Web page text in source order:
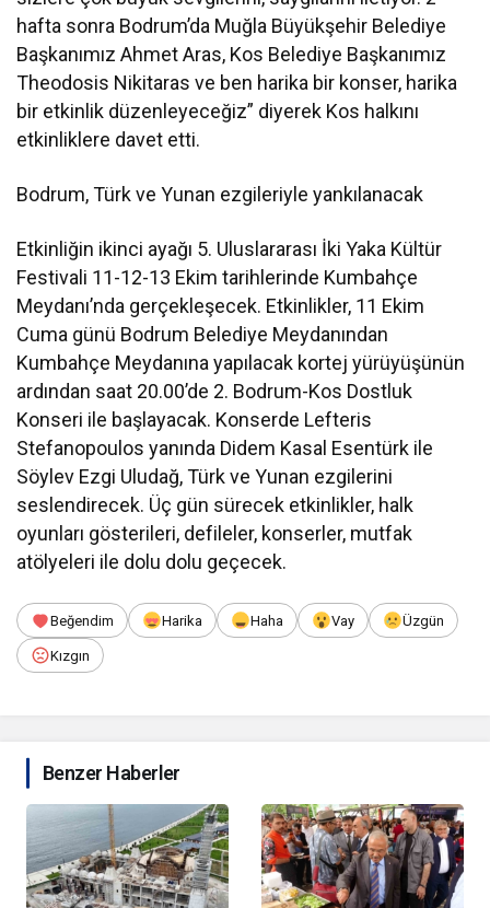
hafta sonra Bodrum’da Muğla Büyükşehir Belediye
Başkanımız Ahmet Aras, Kos Belediye Başkanımız
Theodosis Nikitaras ve ben harika bir konser, harika
bir etkinlik düzenleyeceğiz” diyerek Kos halkını
etkinliklere davet etti.
Bodrum, Türk ve Yunan ezgileriyle yankılanacak
Etkinliğin ikinci ayağı 5. Uluslararası İki Yaka Kültür
Festivali 11-12-13 Ekim tarihlerinde Kumbahçe
Meydanı’nda gerçekleşecek. Etkinlikler, 11 Ekim
Cuma günü Bodrum Belediye Meydanından
Kumbahçe Meydanına yapılacak kortej yürüyüşünün
ardından saat 20.00’de 2. Bodrum-Kos Dostluk
Konseri ile başlayacak. Konserde Lefteris
Stefanopoulos yanında Didem Kasal Esentürk ile
Söylev Ezgi Uludağ, Türk ve Yunan ezgilerini
seslendirecek. Üç gün sürecek etkinlikler, halk
oyunları gösterileri, defileler, konserler, mutfak
atölyeleri ile dolu dolu geçecek.
Beğendim Harika Haha Vay Üzgün
Kızgın
Benzer Haberler